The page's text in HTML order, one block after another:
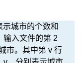
示城市的个数和
输入文件的第 2
市。其中第 v 行